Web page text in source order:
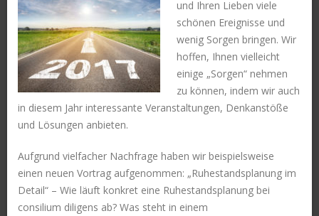
und Ihren Lieben viele
schönen Ereignisse und
wenig Sorgen bringen. Wir
hoffen, Ihnen vielleicht
einige „Sorgen“ nehmen
zu können, indem wir auch
in diesem Jahr interessante Veranstaltungen, Denkanstöße
und Lösungen anbieten.
Aufgrund vielfacher Nachfrage haben wir beispielsweise
einen neuen Vortrag aufgenommen: „Ruhestandsplanung im
Detail“ – Wie läuft konkret eine Ruhestandsplanung bei
consilium diligens ab? Was steht in einem